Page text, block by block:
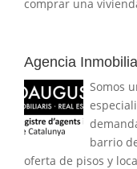
comprar una
Agencia
Somos
barrio
oferta de pisos y